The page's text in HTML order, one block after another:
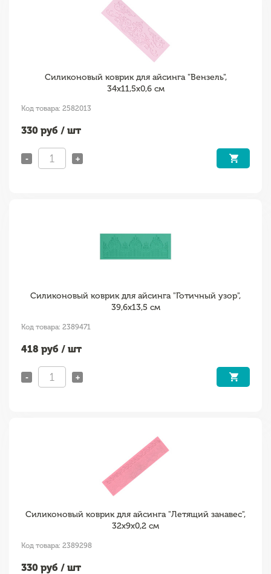
Силиконовый коврик для айсинга "Вензель",
34х11,5х0,6 см
Код товара: 2582013
330 руб / шт
- +
Силиконовый коврик для айсинга "Готичный узор",
39,6х13,5 см
Код товара: 2389471
418 руб / шт
- +
Силиконовый коврик для айсинга "Летящий занавес",
32х9х0,2 см
Код товара: 2389298
330 руб / шт